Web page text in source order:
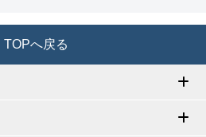
TOPへ戻る